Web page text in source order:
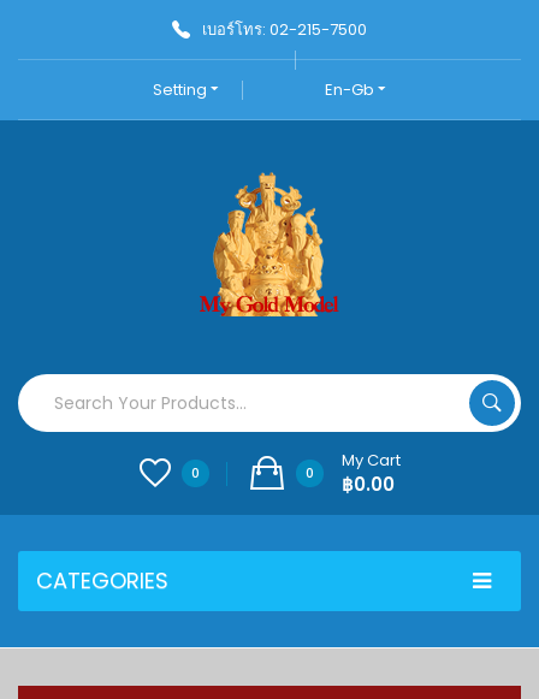
เบอร์โทร: 02-215-7500
Setting En-Gb
0 0
My Cart
฿0.00
CATEGORIES